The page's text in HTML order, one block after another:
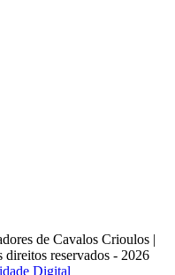
de Cavalos Crioulos |
direitos reservados - 2026